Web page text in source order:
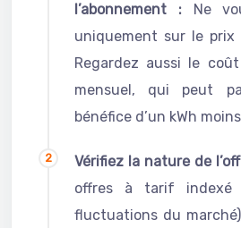
l’abonnement :Ne
uniquement sur le prix
Regardez aussi le
mensuel, qui peut
bénéfice d’un kWh
Vérifiez la nature de
offres à tarif indexé
fluctuations du